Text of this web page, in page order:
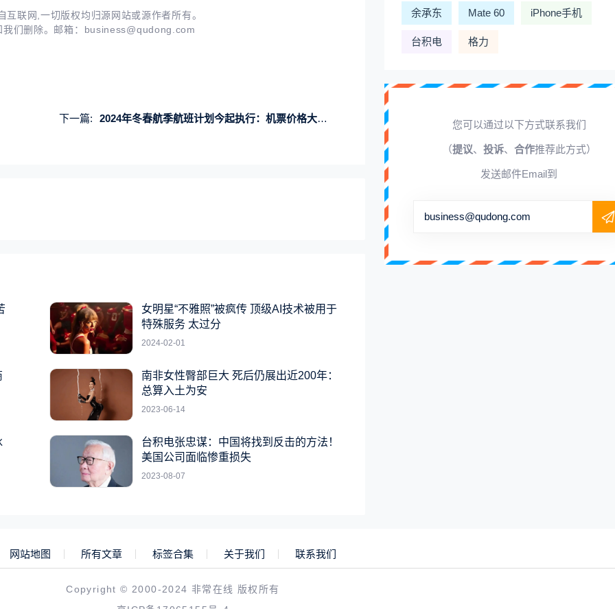
联网,一切版权均归源网站或源作者所有。
们删除。邮箱： business@qudong.com
下一篇: 2024年冬春航季航班计划今起执行：机票价格大跳水 部分航线比高铁还便宜
女明星“不雅照”被疯传 顶级AI技术被用于
特殊服务 太过分
2024-02-01
南非女性臀部巨大 死后仍展出近200年：
总算入土为安
2023-06-14
台积电张忠谋：中国将找到反击的方法！
美国公司面临惨重损失
2023-08-07
余承东 Mate 60 iPhone手机
台积电 格力
您可以通过以下方式联系我们
（提议、 投诉、 合作推荐此方式）
发送邮件Email到
business@qudong.com
网站地图 所有文章 标签合集 关于我们 联系我们
Copyright © 2000-2024 非常在线 版权所有